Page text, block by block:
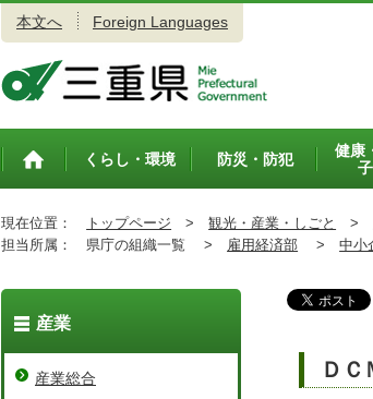
本文へ Foreign Languages
トップペ
くらし・環境 防災・防犯
健康
現在位置： トップページ > 観光・産業・しごと >
担当所属：
県庁の組織一覧 > 雇用経済部 > 中小
Ｄ
産業
産業総合